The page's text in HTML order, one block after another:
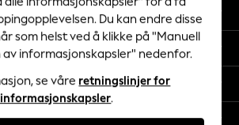
& Short Sets
Du kan endre disse
som helst ved å klikke på "Manuell
informasjonskapsler" nedenfor.
se våre retningslinjer for
.